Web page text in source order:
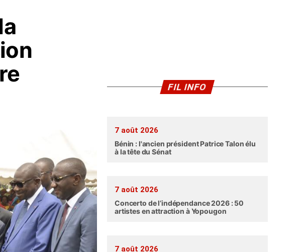
FIL INFO
7 août 2026
Bénin : l'ancien président Patrice Talon élu
à la tête du Sénat
7 août 2026
Concerto de l’indépendance 2026 : 50
artistes en attraction à Yopougon
7 août 2026